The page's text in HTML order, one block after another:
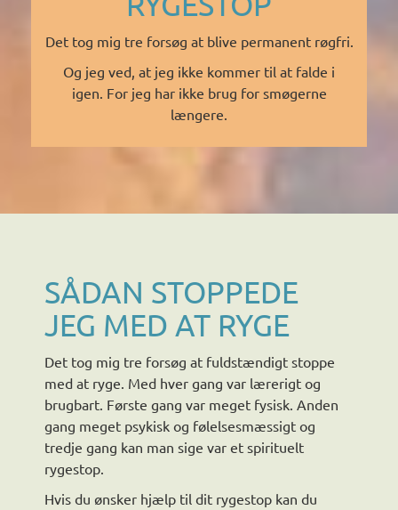
Det tog mig tre forsøg at blive permanent røgfri.
Og jeg ved, at jeg ikke kommer til at falde i
igen. For jeg har ikke brug for smøgerne
længere.
SÅDAN STOPPEDE
JEG MED AT RYGE
Det tog mig tre forsøg at fuldstændigt stoppe
med at ryge. Med hver gang var lærerigt og
brugbart. Første gang var meget fysisk. Anden
gang meget psykisk og følelsesmæssigt og
tredje gang kan man sige var et spirituelt
rygestop.
Hvis du ønsker hjælp til dit rygestop kan du